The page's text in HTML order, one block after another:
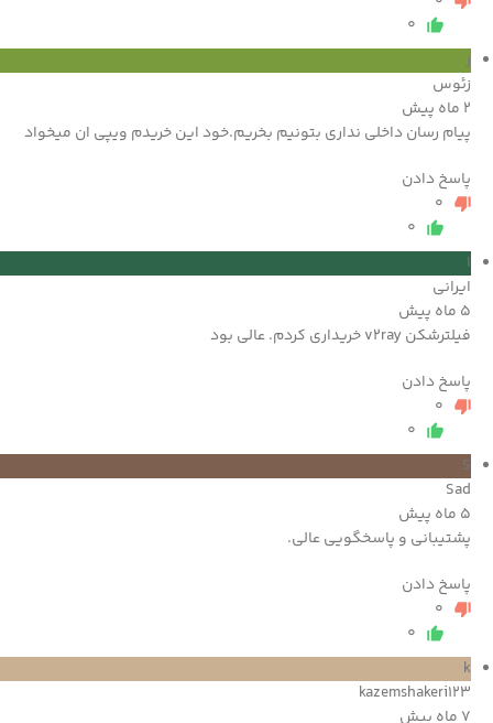
زئوس
پیام رسان داخلی نداری بتونیم بخریم.خود این خریدم ویپی ان میخواد
پاسخ دادن
ایرانی
فیلترشکن v2ray خریداری کردم. عالی بود
پاسخ دادن
Sad
پشتیبانی و پاسخگویی عالی.
پاسخ دادن
kazemshakeri123